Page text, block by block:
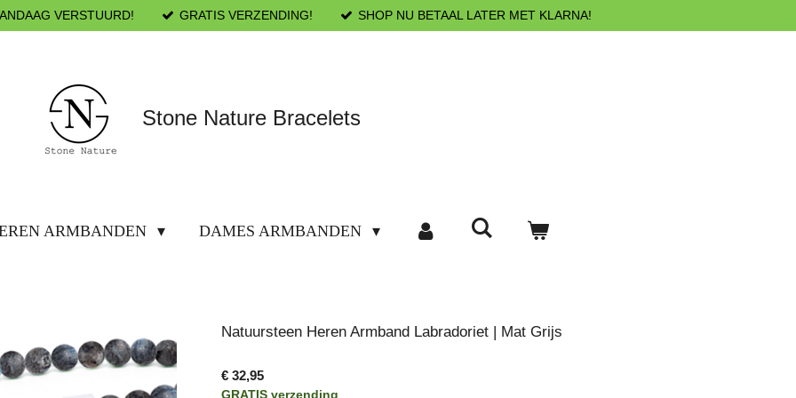
VERSTUURD! GRATIS VERZENDING! SHOP NU BETAAL LATER MET KLARNA!
Stone Nature Bracelets
ARMBANDEN DAMES ARMBANDEN
Natuursteen Heren Armband Labradoriet | Mat Grijs
€ 32,95
GRATIS verzending